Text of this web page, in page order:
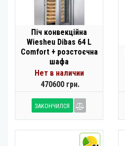
Піч конвекційна
Wiesheu Dibas 64 L
Comfort + розстоєчна
шафа
Нет в наличии
470600 грн.
ЗАКОНЧИЛСЯ